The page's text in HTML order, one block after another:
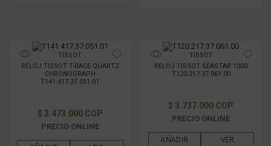
TISSOT
RELOJ TISSOT T-RACE QUARTZ
CHRONOGRAPH
T141.417.37.051.01
$ 3.473.000 COP
PRECIO ONLINE
TISSOT
RELOJ TISSOT SEASTAR 1000
T120.217.37.061.00
$ 3.737.000 COP
PRECIO ONLINE
AÑADIR VER